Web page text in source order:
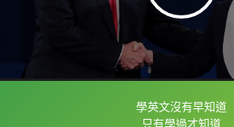
學英文沒有早知道
只有學過才知道
框選或點兩下字幕可以直接